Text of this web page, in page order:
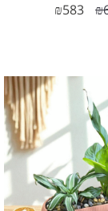
₪
₪583